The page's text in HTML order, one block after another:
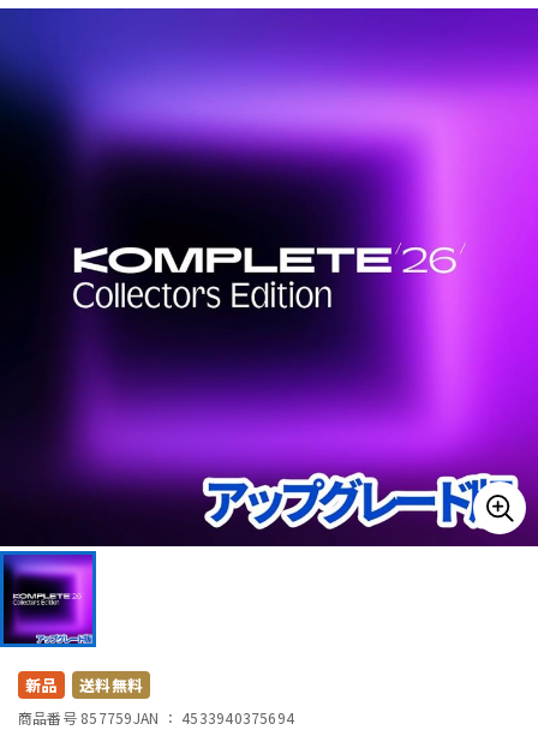
ベース ウクレレ
管楽器 その他楽器
DTM オンライン納品 レコーディング機器
中古
新品 送料無料
商品番号 857759JAN ： 4533940375694